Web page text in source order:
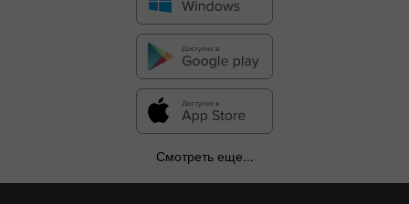
Смотреть еще...